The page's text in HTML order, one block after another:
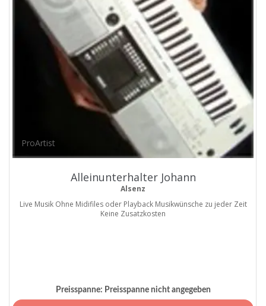
ProArtist
Alleinunterhalter Johann
Alsenz
Live Musik Ohne Midifiles oder Playback Musikwünsche zu jeder Zeit
Keine Zusatzkosten
Preisspanne: Preisspanne nicht angegeben